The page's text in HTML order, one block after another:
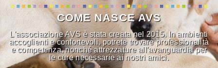
COME NASCE AVS
L'associazione AVS è stata creata nel 2015. In ambienti
accoglienti e confortevoli, potrete trovare professionalità
e competenza, nonché attrezzature all'avanguardia per
le cure necessarie ai nostri amici.